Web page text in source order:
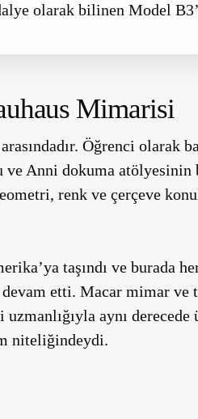
olarak bilinen Model
Mimarisi
Öğrenci olarak
Anni dokuma atölyesinin
renk ve çerçeve
taşındı ve burada
etti. Macar mimar ve
aynı derecede
niteliğindeydi.